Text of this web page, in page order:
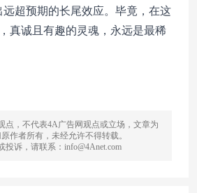
远超预期的长尾效应。毕竟，在这
真诚且有趣的灵魂，永远是最稀
点，不代表4A广告网观点或立场，文章为
作者所有，未经允许不得转载。
投诉，请联系：info@4Anet.com